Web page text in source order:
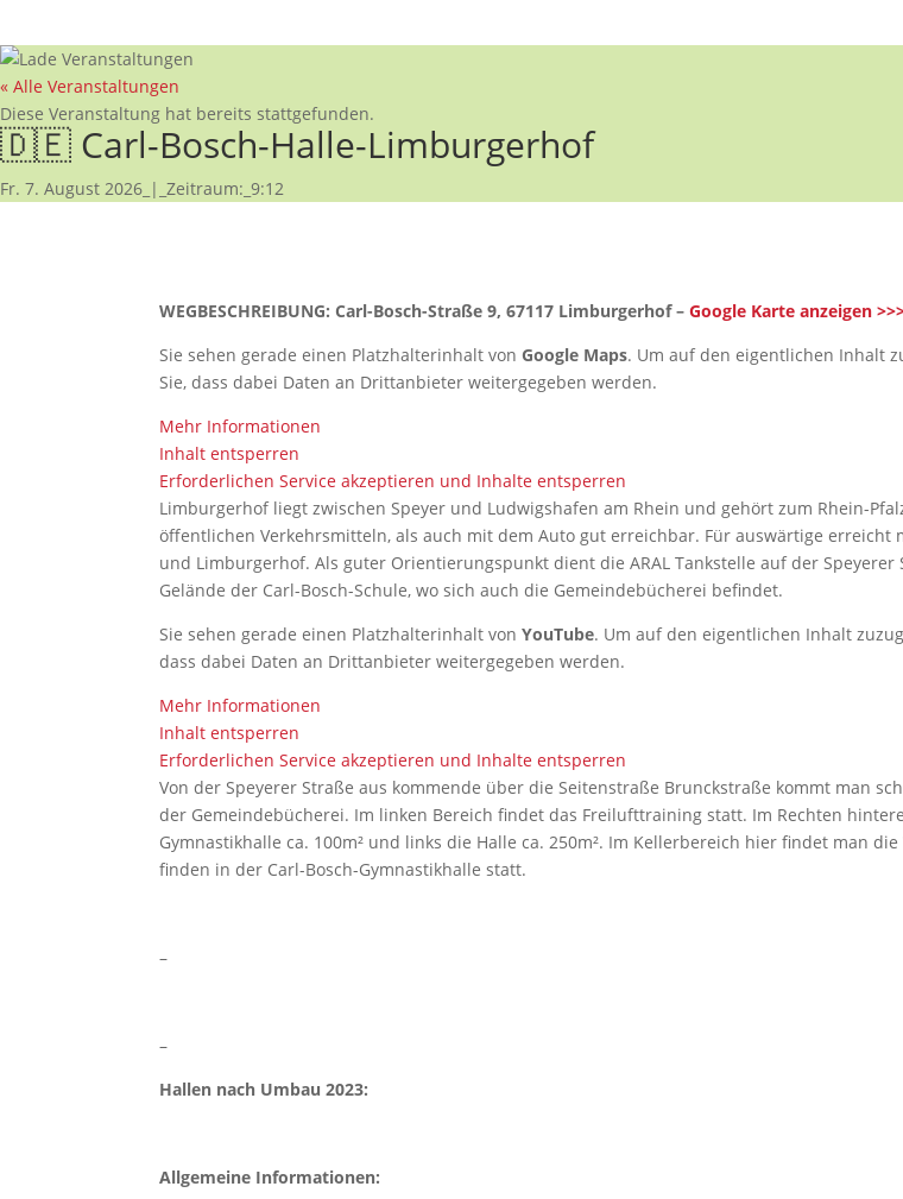
« Alle Veranstaltungen
Diese Veranstaltung hat bereits stattgefunden.
🇩🇪 Carl-Bosch-Halle-Limburgerhof
Fr. 7. August 2026_|_Zeitraum:_9:12
WEGBESCHREIBUNG: Carl-Bosch-Straße 9, 67117 Limburgerhof –Google Karte anzeigen
Sie sehen gerade einen Platzhalterinhalt vonGoogle Maps. Um auf den eigentlichen Inhalt
Sie, dass dabei Daten an Drittanbieter weitergegeben werden.
Mehr Informationen
Inhalt entsperren
Erforderlichen Service akzeptieren und Inhalte entsperren
Limburgerhof liegt zwischen Speyer und Ludwigshafen am Rhein und gehört zum Rhein-
öffentlichen Verkehrsmitteln, als auch mit dem Auto gut erreichbar. Für auswärtige
und Limburgerhof. Als guter Orientierungspunkt dient die ARAL Tankstelle auf der
Gelände der Carl-Bosch-Schule, wo sich auch die Gemeindebücherei befindet.
Sie sehen gerade einen Platzhalterinhalt vonYouTube. Um auf den eigentlichen Inhalt
dass dabei Daten an Drittanbieter weitergegeben werden.
Mehr Informationen
Inhalt entsperren
Erforderlichen Service akzeptieren und Inhalte entsperren
Von der Speyerer Straße aus kommende über die Seitenstraße Brunckstraße kommt man
der Gemeindebücherei. Im linken Bereich findet das Freilufttraining statt. Im Rechten
Gymnastikhalle ca. 100m² und links die Halle ca. 250m². Im Kellerbereich hier findet man
finden in der Carl-Bosch-Gymnastikhalle statt.
–
–
Hallen nach Umbau 2023:
Allgemeine Informationen: